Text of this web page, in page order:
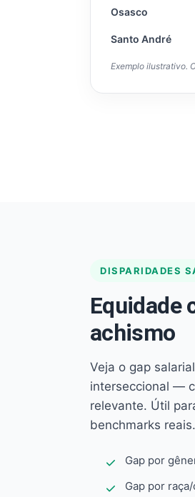
Osasco
Santo André
Exemplo ilustrativo.
DISPARIDADES
Equidade
achismo
Veja o gap
interseccional —
relevante. Útil
benchmarks reais.
Gap por
Gap por